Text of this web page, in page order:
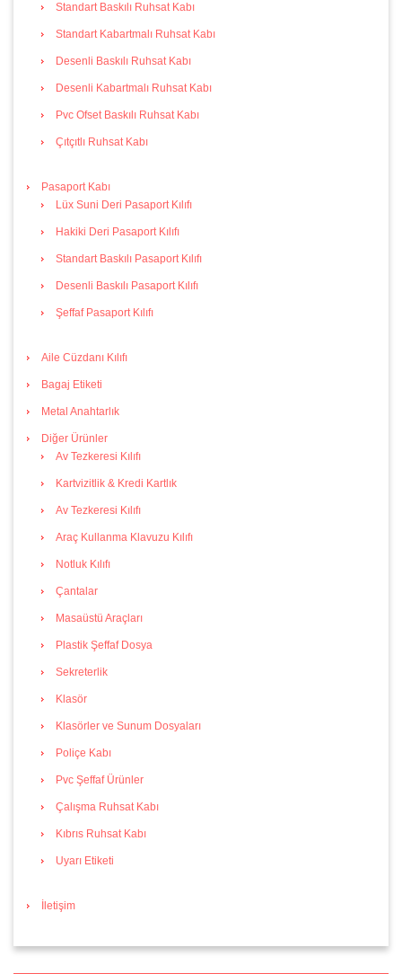
Standart Baskılı Ruhsat Kabı
Standart Kabartmalı Ruhsat Kabı
Desenli Baskılı Ruhsat Kabı
Desenli Kabartmalı Ruhsat Kabı
Pvc Ofset Baskılı Ruhsat Kabı
Çıtçıtlı Ruhsat Kabı
Pasaport Kabı
Lüx Suni Deri Pasaport Kılıfı
Hakiki Deri Pasaport Kılıfı
Standart Baskılı Pasaport Kılıfı
Desenli Baskılı Pasaport Kılıfı
Şeffaf Pasaport Kılıfı
Aile Cüzdanı Kılıfı
Bagaj Etiketi
Metal Anahtarlık
Diğer Ürünler
Av Tezkeresi Kılıfı
Kartvizitlik & Kredi Kartlık
Av Tezkeresi Kılıfı
Araç Kullanma Klavuzu Kılıfı
Notluk Kılıfı
Çantalar
Masaüstü Araçları
Plastik Şeffaf Dosya
Sekreterlik
Klasör
Klasörler ve Sunum Dosyaları
Poliçe Kabı
Pvc Şeffaf Ürünler
Çalışma Ruhsat Kabı
Kıbrıs Ruhsat Kabı
Uyarı Etiketi
İletişim